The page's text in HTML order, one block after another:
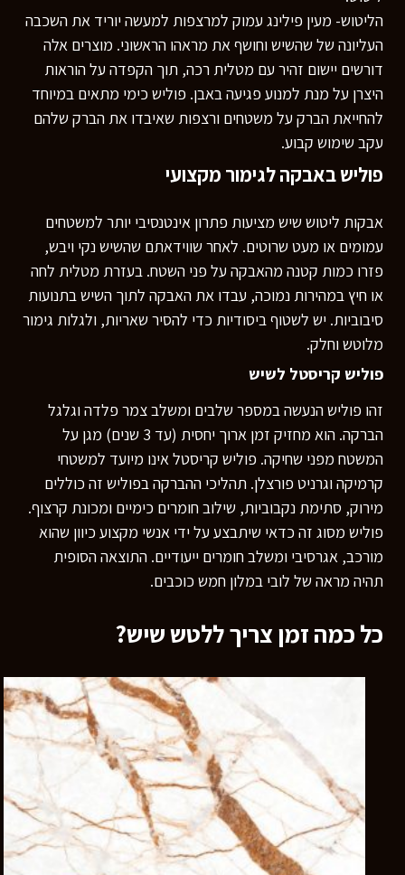
הליטוש- מעין פילינג עמוק למרצפות למעשה יוריד את השכבה
העליונה של שהשיש וחושף את מראהו הראשוני. מוצרים אלה
דורשים יישום זהיר עם מטלית רכה, תוך הקפדה על הוראות
היצרן על מנת למנוע פגיעה באבן. פוליש כימי מתאים במיוחד
להחייאת הברק על משטחים ורצפות שאיבדו את הברק שלהם
עקב שימוש קבוע.
פוליש באבקה לגימור מקצועי
אבקות ליטוש שיש מציעות פתרון אינטנסיבי יותר למשטחים
עמומים או מעט שרוטים. לאחר שווידאתם שהשיש נקי ויבש,
פזרו כמות קטנה מהאבקה על פני השטח. בעזרת מטלית לחה
או חיץ במהירות נמוכה, עבדו את האבקה לתוך השיש בתנועות
סיבוביות. יש לשטוף ביסודיות כדי להסיר שאריות, ולגלות גימור
מלוטש וחלק.
פוליש קריסטל לשיש
זהו פוליש הנעשה במספר שלבים ומשלב צמר פלדה וגלגל
הברקה. הוא מחזיק זמן ארוך יחסית (עד 3 שנים) מגן על
המשטח מפני שחיקה. פוליש קריסטל אינו מיועד למשטחי
קרמיקה וגרניט פורצלן. תהליכי ההברקה בפוליש זה כוללים
מירוק, סתימת נקבוביות, שילוב חומרים כימיים ומכונת קרצוף.
פוליש מסוג זה כדאי שיתבצע על ידי אנשי מקצוע כיוון שהוא
מורכב, אגרסיבי ומשלב חומרים ייעודיים. התוצאה הסופית
תהיה מראה של לובי במלון חמש כוכבים.
כל כמה זמן צריך ללטש שיש?